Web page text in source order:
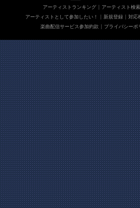
アーティストランキング アーティスト検索
アーティストとして参加したい！
新規登録 対応
楽曲配信サービス参加約款
プライバシーポ